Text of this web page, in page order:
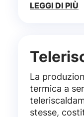
LEGGI DI PIÙ
La
termica a
stesse,